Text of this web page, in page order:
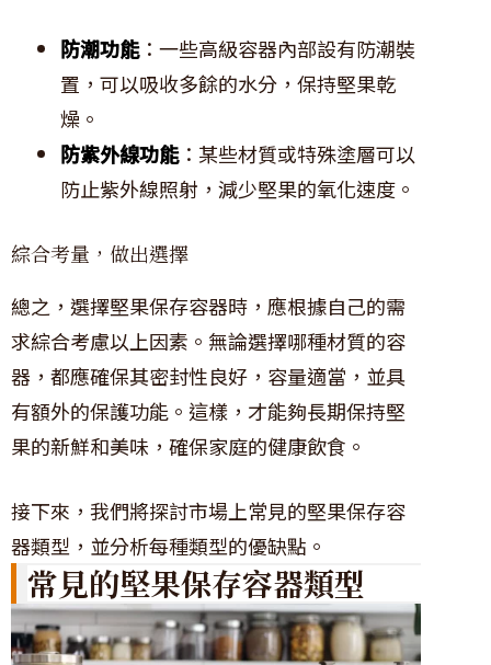
防潮功能：一些高級容器內部設有防潮裝
置，可以吸收多餘的水分，保持堅果乾
燥。
防紫外線功能：某些材質或特殊塗層可以
防止紫外線照射，減少堅果的氧化速度。
綜合考量，做出選擇
總之，選擇堅果保存容器時，應根據自己的需
求綜合考慮以上因素。無論選擇哪種材質的容
器，都應確保其密封性良好，容量適當，並具
有額外的保護功能。這樣，才能夠長期保持堅
果的新鮮和美味，確保家庭的健康飲食。
接下來，我們將探討市場上常見的堅果保存容
器類型，並分析每種類型的優缺點。
常見的堅果保存容器類型